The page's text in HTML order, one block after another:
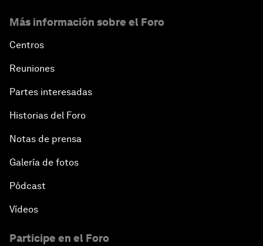
Más información sobre el Foro
Centros
Reuniones
Partes interesadas
Historias del Foro
Notas de prensa
Galería de fotos
Pódcast
Vídeos
Participe en el Foro